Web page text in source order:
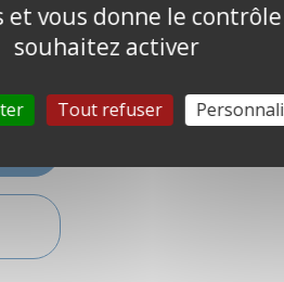
et vous donne le
souhaitez activer
Tout refuser